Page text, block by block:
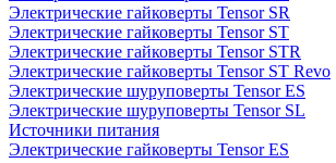
Электрические гайковерты Tensor SR
Электрические гайковерты Tensor ST
Электрические гайковерты Tensor STR
Электрические гайковерты Tensor ST Revo
Электрические шуруповерты Tensor ES
Электрические шуруповерты Tensor SL
Источники питания
Электрические гайковерты Tensor ES